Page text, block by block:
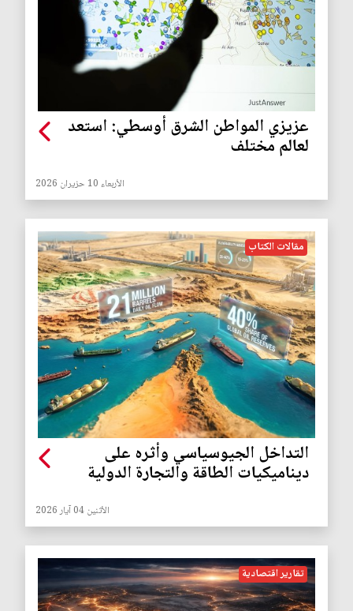
عزيزي المواطن الشرق أوسطي: استعد
لعالم مختلف
الأربعاء 10 حزيران 2026
مقالات الكتاب
التداخل الجيوسياسي وأثره على
ديناميكيات الطاقة والتجارة الدولية
الأثنين 04 آيار 2026
تقارير اقتصادية